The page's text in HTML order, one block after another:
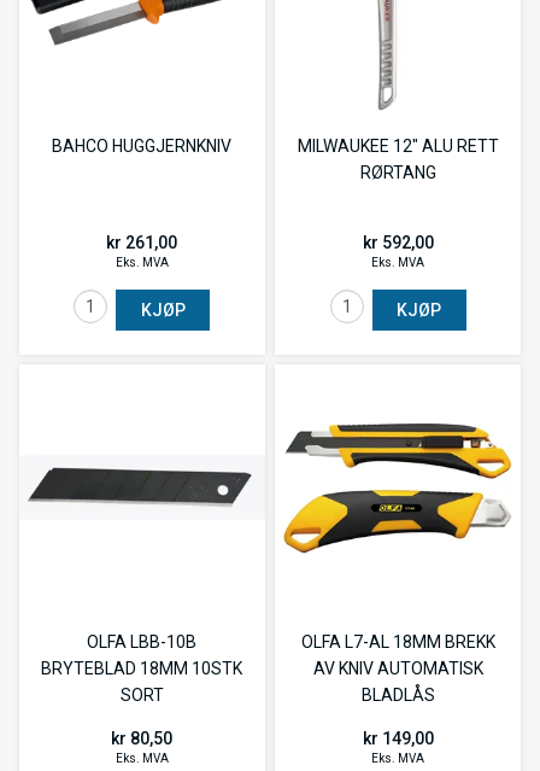
BAHCO HUGGJERNKNIV
kr 261,00
Eks. MVA
KJØP
MILWAUKEE 12" ALU RETT
RØRTANG
kr 592,00
Eks. MVA
KJØP
OLFA LBB-10B
BRYTEBLAD 18MM 10STK
SORT
kr 80,50
Eks. MVA
OLFA L7-AL 18MM BREKK
AV KNIV AUTOMATISK
BLADLÅS
kr 149,00
Eks. MVA